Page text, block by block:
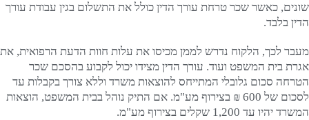
שונים, כאשר שכר טרחת עורך הדין כולל את התשלום בגין עבודת עורך
הדין בלבד.
מעבר לכך, הלקוח נדרש לממן מכיסו את עלות חוות הדעת הרפואית, את
אגרת בית המשפט ועוד. עורך הדין מצידו יכול לקבוע בהסכם שכר
הטרחה סכום גלובלי המתייחס להוצאות משרד וללא צורך בקבלות עד
לסכום של 600 ₪ בצירוף מע"מ. אם התיק נוהל בבית המשפט, הוצאות
המשרד יהיו עד 1,200 שקלים בצירוף מע"מ.